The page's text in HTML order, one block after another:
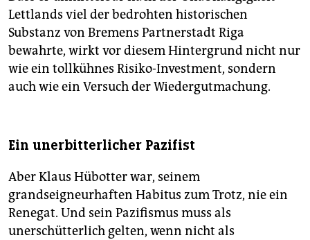
Lettlands viel der bedrohten historischen
Substanz von Bremens Partnerstadt Riga
bewahrte, wirkt vor diesem Hintergrund nicht nur
wie ein tollkühnes Risiko-Investment, sondern
auch wie ein Versuch der Wiedergutmachung.
Ein unerbitterlicher Pazifist
Aber Klaus Hübotter war, seinem
grandseigneurhaften Habitus zum Trotz, nie ein
Renegat. Und sein Pazifismus muss als
unerschütterlich gelten, wenn nicht als